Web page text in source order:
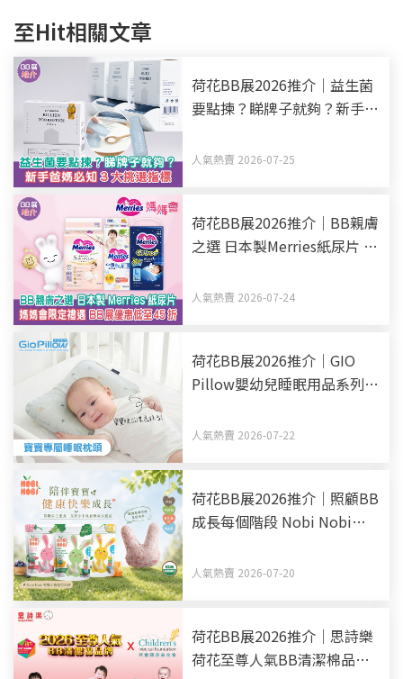
至Hit相關文章
荷花BB展2026推介｜益生菌
要點揀？睇牌子就夠？新手爸
人氣熱賣 2026-07-25
荷花BB展2026推介｜BB親膚
之選 日本製Merries紙尿片 媽
45折
人氣熱賣 2026-07-24
荷花BB展2026推介｜GIO
Pillow嬰幼兒睡眠用品系列
呵護BB睡眠
人氣熱賣 2026-07-22
荷花BB展2026推介｜照顧BB
成長每個階段 Nobi Nobi
之選
人氣熱賣 2026-07-20
荷花BB展2026推介｜思詩樂
荷花至尊人氣BB清潔棉品牌